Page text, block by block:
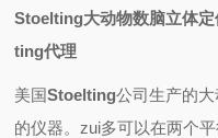
Stoelting大动物数脑立体
ting代理
美国Stoelting公司生产的
的仪器。zui多可以在两个